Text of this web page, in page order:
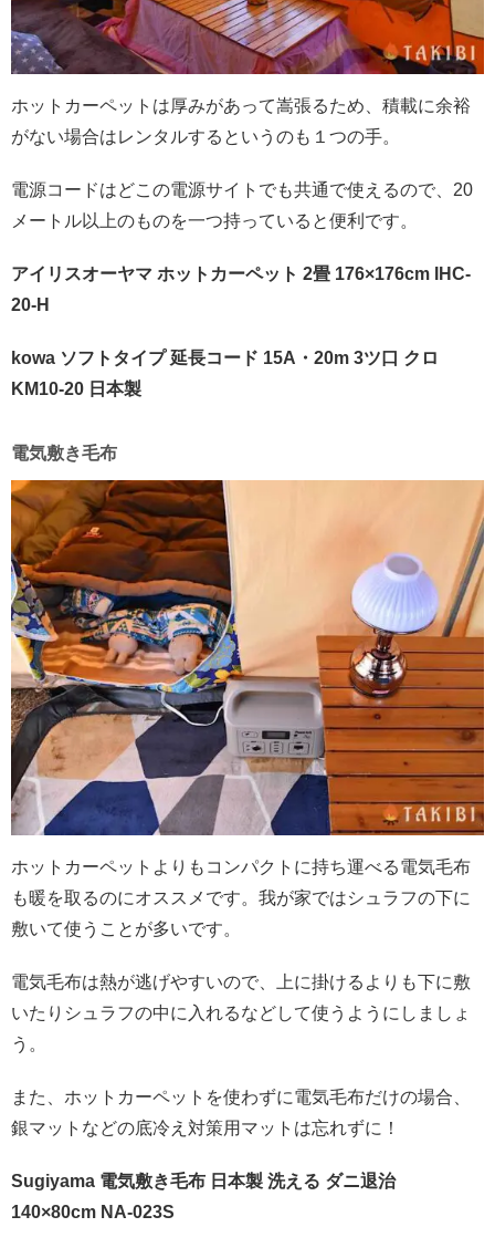
ホットカーペットは厚みがあって嵩張るため、積載に余裕
がない場合はレンタルするというのも１つの手。
電源コードはどこの電源サイトでも共通で使えるので、20
メートル以上のものを一つ持っていると便利です。
アイリスオーヤマ ホットカーペット 2畳 176×176cm IHC-
20-H
kowa ソフトタイプ 延長コード 15A・20m 3ツ口 クロ
KM10-20 日本製
電気敷き毛布
ホットカーペットよりもコンパクトに持ち運べる電気毛布
も暖を取るのにオススメです。我が家ではシュラフの下に
敷いて使うことが多いです。
電気毛布は熱が逃げやすいので、上に掛けるよりも下に敷
いたりシュラフの中に入れるなどして使うようにしましょ
う。
また、ホットカーペットを使わずに電気毛布だけの場合、
銀マットなどの底冷え対策用マットは忘れずに！
Sugiyama 電気敷き毛布 日本製 洗える ダニ退治
140×80cm NA-023S